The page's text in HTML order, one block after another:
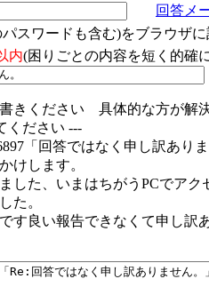
回答メ
スワードも含む)をブラウザ
内(困りごとの内容を短く的
きください 具体的な方が解
ください ---
「回答ではなく申し訳あり
けします。
した、いまはちがうPCでアク
た。
す良い報告できなくて申し訳